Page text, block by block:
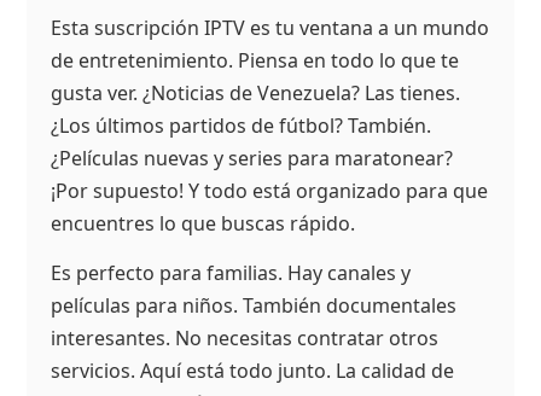
Esta suscripción IPTV es tu ventana a un mundo
de entretenimiento. Piensa en todo lo que te
gusta ver. ¿Noticias de Venezuela? Las tienes.
¿Los últimos partidos de fútbol? También.
¿Películas nuevas y series para maratonear?
¡Por supuesto! Y todo está organizado para que
encuentres lo que buscas rápido.
Es perfecto para familias. Hay canales y
películas para niños. También documentales
interesantes. No necesitas contratar otros
servicios. Aquí está todo junto. La calidad de